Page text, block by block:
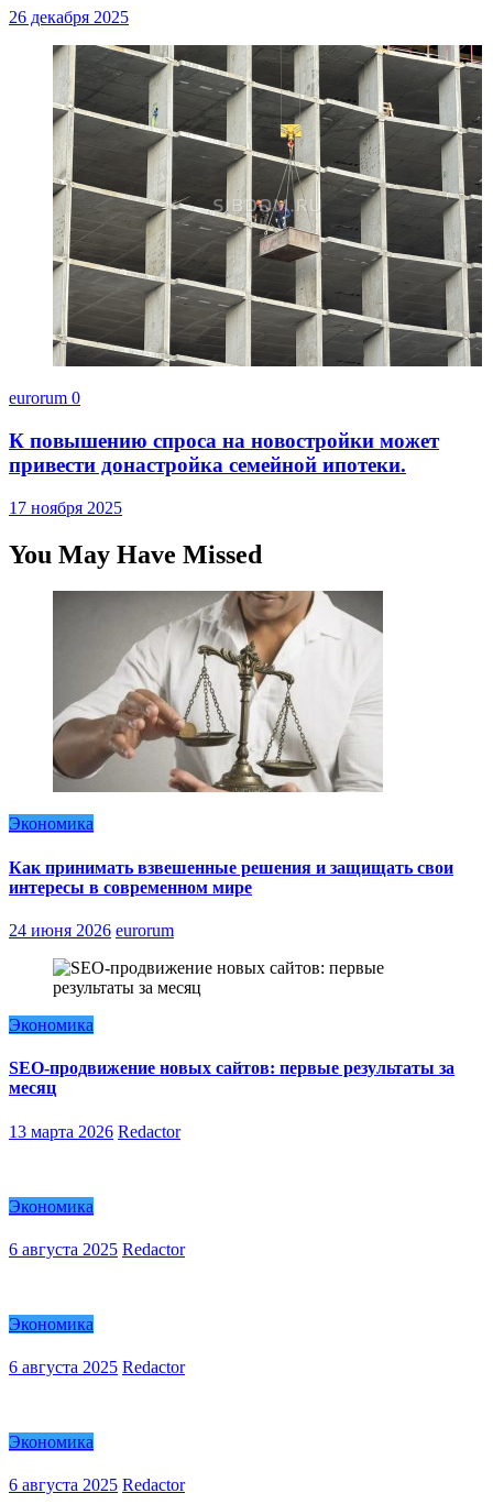
26 декабря 2025
eurorum 0
К повышению спроса на новостройки может
привести донастройка семейной ипотеки.
17 ноября 2025
You May Have Missed
Экономика
Как принимать взвешенные решения и защищать свои
интересы в современном мире
24 июня 2026 eurorum
Экономика
SEO-продвижение новых сайтов: первые результаты за
месяц
13 марта 2026 Redactor
Экономика
6 августа 2025 Redactor
Экономика
6 августа 2025 Redactor
Экономика
6 августа 2025 Redactor